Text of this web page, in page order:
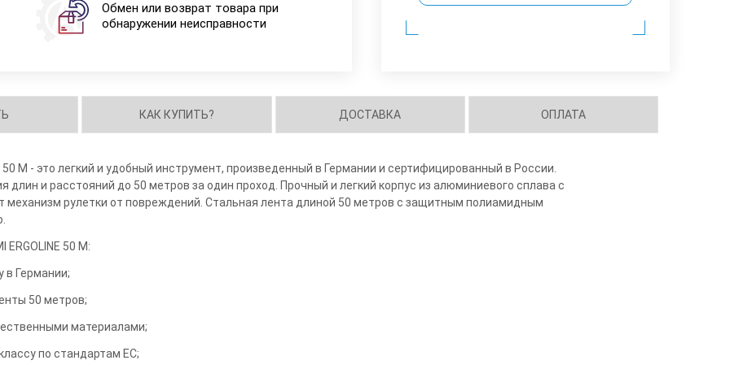
Обмен или возврат товара при
обнаружении неисправности
КАК КУПИТЬ? ДОСТАВКА ОПЛАТА
50 M - это легкий и удобный инструмент, произведенный в Германии и сертифицированный в России.
длин и расстояний до 50 метров за один проход. Прочный и легкий корпус из алюминиевого сплава с
рулетки от повреждений. Стальная лента длиной 50 метров с защитным полиамидным
50 M:
в Германии;
50 метров;
материалами;
по стандартам ЕС;